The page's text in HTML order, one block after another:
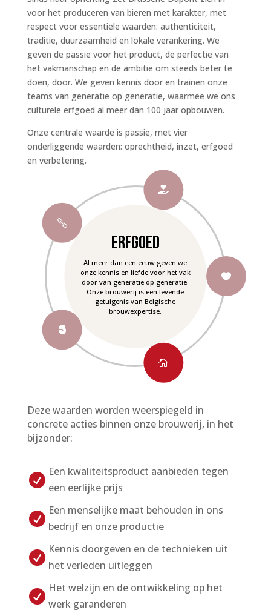
voor het produceren van bieren met karakter, met
respect voor essentiële waarden: authenticiteit,
traditie, duurzaamheid en lokale verankering. We
geven de passie voor het product, de perfectie van
het vakmanschap en de ambitie om steeds beter te
doen, door. We geven kennis door en trainen onze
teams van generatie op generatie, waarmee we ons
culturele erfgoed al meer dan 100 jaar opbouwen.
Onze centrale waarde is passie, met vier
onderliggende waarden: oprechtheid, inzet, erfgoed
en verbetering.





Erfgoed
Al meer dan een eeuw geven we
onze kennis en liefde voor het vak
door van generatie op generatie.
Onze brouwerij is een levende
getuigenis van Belgische
brouwexpertise.
Deze waarden worden weerspiegeld in
concrete acties binnen onze brouwerij, in het
bijzonder:

Een kwaliteitsproduct aanbieden tegen
een eerlijke prijs

Een menselijke maat behouden in ons
bedrijf en onze productie

Kennis doorgeven en de technieken uit
het verleden uitleggen

Het welzijn en de ontwikkeling op het
werk garanderen